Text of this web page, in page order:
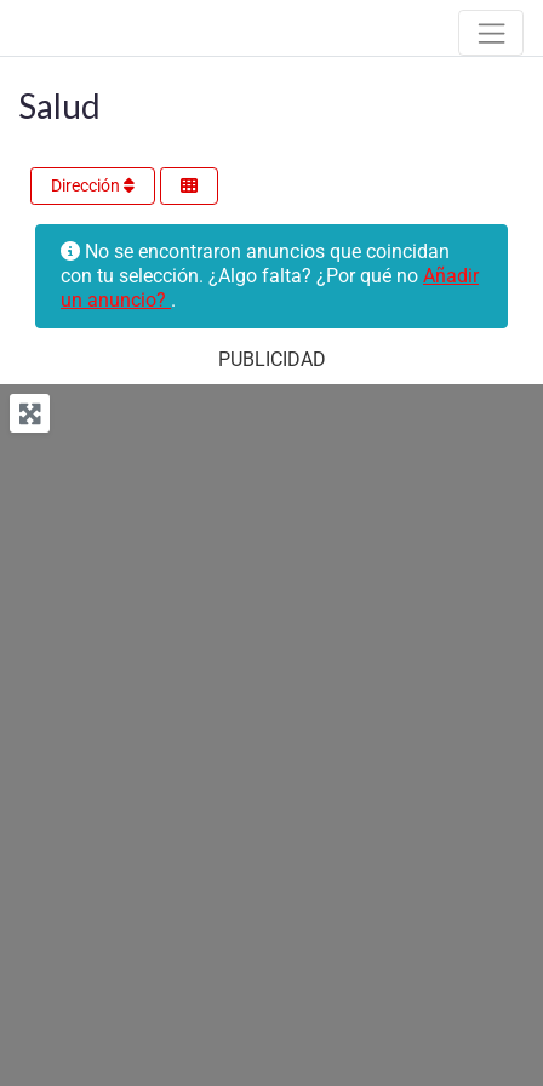
Salud
Dirección
No se encontraron anuncios que coincidan
con tu selección. ¿Algo falta? ¿Por qué no Añadir
un anuncio? .
PUBLICIDAD